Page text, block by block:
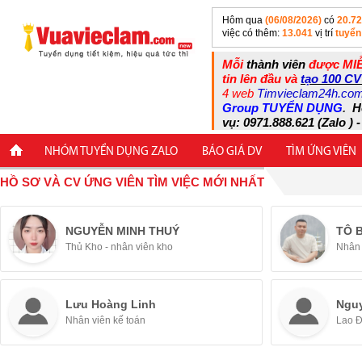
Hôm qua (06/08/2026) có
việc có thêm: 13.041 vị trí
Mỗithành viên được
tin lên đầu và tạo 100
4 web
Group TUYỂN DỤNG.
vụ: 0971.888.621 (Zalo )
NHÓM TUYỂN DỤNG ZALO BÁO GIÁ DV TÌM ỨNG VIÊN
HỒ SƠ VÀ CV ỨNG VIÊN TÌM VIỆC MỚI NHẤT
NGUYỄN MINH THUÝ
Thủ Kho - nhân viên kho
TÔ
Lưu Hoàng Linh
Nhân viên kế toán Lao